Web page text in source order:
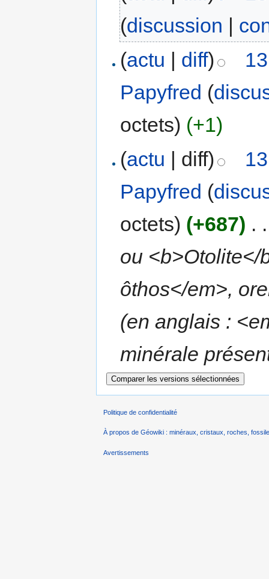
(discussion |
(actu | diff)
Papyfred (
octets) (+1)
(actu | diff)
Papyfred (
octets) (+687) . .
ou <b>Otolite</
ôthos</em>,
(en anglais :
minérale
Politique de confidentialité
À propos de Géowiki : minéraux, cristaux, roches,
Avertissements